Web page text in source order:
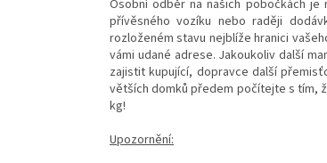
Osobní odběr na našich pobočkách
přívěsného vozíku nebo raději
rozloženém stavu nejblíže hranici
vámi udané adrese. Jakoukoliv další
zajistit kupující, dopravce další
větších domků předem počítejte s tím,
kg!
Upozornění: